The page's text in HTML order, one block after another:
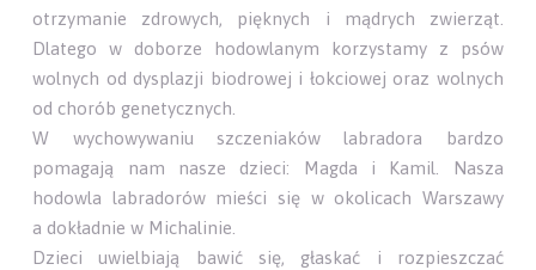
otrzymanie zdrowych, pięknych i mądrych zwierząt.
Dlatego w doborze hodowlanym korzystamy z psów
wolnych od dysplazji biodrowej i łokciowej oraz wolnych
od chorób genetycznych.
W wychowywaniu szczeniaków labradora bardzo
pomagają nam nasze dzieci: Magda i Kamil. Nasza
hodowla labradorów mieści się w okolicach Warszawy
a dokładnie w Michalinie.
Dzieci uwielbiają bawić się, głaskać i rozpieszczać